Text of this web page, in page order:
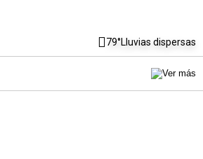
79°Lluvias dispersas